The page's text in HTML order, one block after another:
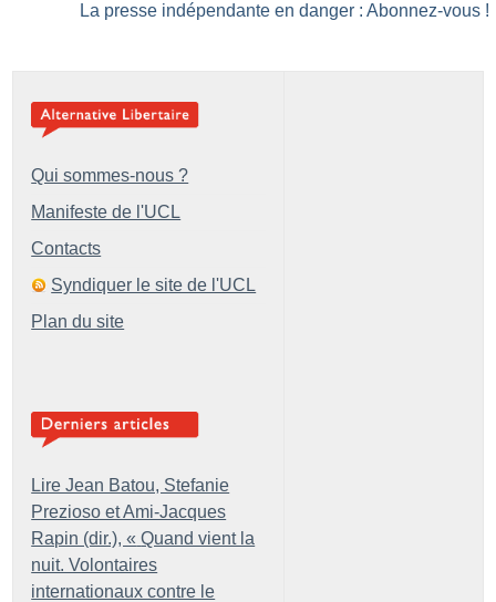
La presse indépendante en danger : Abonnez-vous !
Qui sommes-nous ?
Manifeste de l'UCL
Contacts
Syndiquer le site de l'UCL
Plan du site
Lire Jean Batou, Stefanie
Prezioso et Ami-Jacques
Rapin (dir.), « Quand vient la
nuit. Volontaires
internationaux contre le